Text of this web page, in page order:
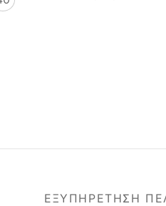
ΕΞΥΠΗΡΕΤΗΣΗ